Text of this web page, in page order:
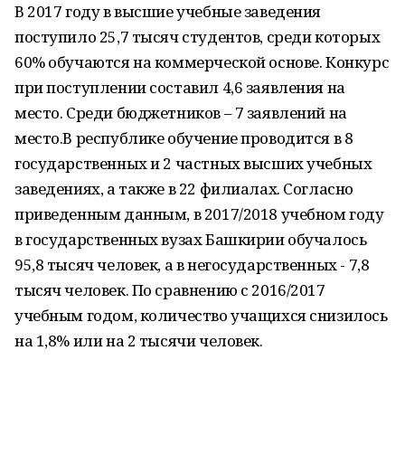
В 2017 году в высшие учебные заведения
поступило 25,7 тысяч студентов, среди которых
60% обучаются на коммерческой основе. Конкурс
при поступлении составил 4,6 заявления на
место. Среди бюджетников – 7 заявлений на
место.В республике обучение проводится в 8
государственных и 2 частных высших учебных
заведениях, а также в 22 филиалах. Согласно
приведенным данным, в 2017/2018 учебном году
в государственных вузах Башкирии обучалось
95,8 тысяч человек, а в негосударственных - 7,8
тысяч человек. По сравнению с 2016/2017
учебным годом, количество учащихся снизилось
на 1,8% или на 2 тысячи человек.